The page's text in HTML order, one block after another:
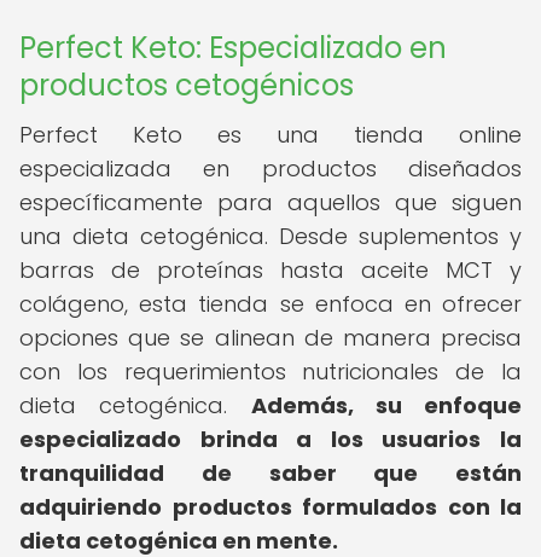
Perfect Keto: Especializado en
productos cetogénicos
Perfect Keto es una tienda online
especializada en productos diseñados
específicamente para aquellos que siguen
una dieta cetogénica. Desde suplementos y
barras de proteínas hasta aceite MCT y
colágeno, esta tienda se enfoca en ofrecer
opciones que se alinean de manera precisa
con los requerimientos nutricionales de la
dieta cetogénica. Además, su enfoque
especializado brinda a los usuarios la
tranquilidad de saber que están
adquiriendo productos formulados con la
dieta cetogénica en mente.